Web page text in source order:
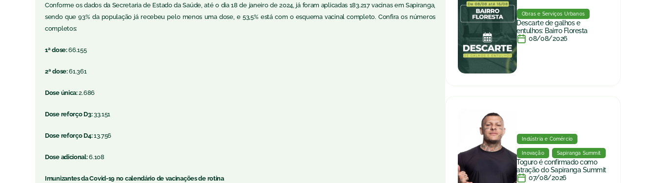
Conforme os dados da Secretaria de Estado da Saúde, até o dia 18 de janeiro de 2024, já foram aplicadas 183.217 vacinas em Sapiranga,
sendo que 93% da população já recebeu pelo menos uma dose, e 53,5% está com o esquema vacinal completo. Confira os números
completos:
1ª dose:66.155
2ª dose:61.361
Dose única:2.686
Dose reforço D3:33.151
Dose reforço D4:13.756
Dose adicional:6.108
Imunizantes da Covid-19 no calendário de vacinações de rotina
Obras e Serviços Urbanos
Descarte de galhos e
entulhos: Bairro Floresta
08/08/2026
Indústria e Comércio
Inovação Sapiranga Summit
Toguro é confirmado como
atração do Sapiranga Summit
07/08/2026